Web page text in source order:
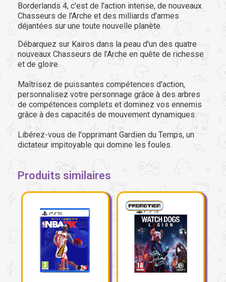
Borderlands 4, c'est de l'action intense, de nouveaux
Chasseurs de l'Arche et des milliards d'armes
déjantées sur une toute nouvelle planète.
Débarquez sur Kairos dans la peau d'un des quatre
nouveaux Chasseurs de l’Arche en quête de richesse
et de gloire.
Maîtrisez de puissantes compétences d'action,
personnalisez votre personnage grâce à des arbres
de compétences complets et dominez vos ennemis
grâce à des capacités de mouvement dynamiques.
Libérez-vous de l'opprimant Gardien du Temps, un
dictateur impitoyable qui domine les foules.
Produits similaires